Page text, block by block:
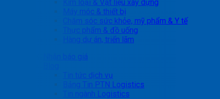
Kim loại & Vật liệu xây dựng
Máy móc & thiết bị
Chăm sóc sức khỏe, mỹ phẩm & Y tế
Thực phẩm & đồ uống
Hàng dự án, triển lãm
Nhận báo giá
Tin tức dịch vụ
Bảng Tin PTN Logistics
Tin ngành Logistics